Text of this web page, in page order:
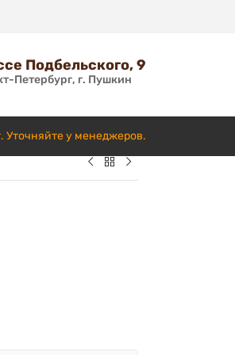
Подбельского, 9
Петербург, г. Пушкин
Уточняйте у менеджеров.